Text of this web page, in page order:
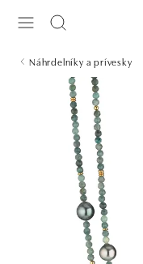
Náhrdelníky a prívesky